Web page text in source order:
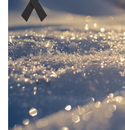
LA OCG
Espacio
Iniciar